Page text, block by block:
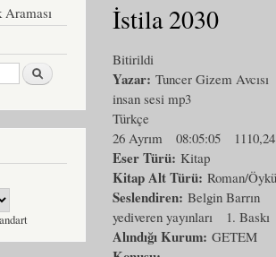
Araması İstila 2030
Bitirildi
Yazar: Tuncer Gizem Avcısı
insan sesi mp3
Türkçe
26 Ayrım
08:05:05
Eser Türü: Kitap
Kitap Alt Türü: Roman/Öykü
Seslendiren: Belgin Barrın
yediveren yayınları
1. Baskı
Alındığı Kurum: GETEM